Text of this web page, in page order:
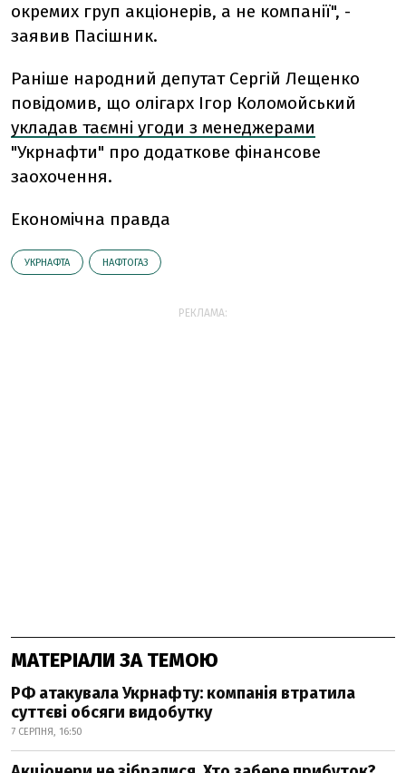
окремих груп акціонерів, а не компанії", -
заявив Пасішник.
Раніше народний депутат Сергій Лещенко
повідомив, що олігарх Ігор Коломойський
укладав таємні угоди з менеджерами
"Укрнафти" про додаткове фінансове
заохочення.
Економічна правда
УКРНАФТА НАФТОГАЗ
РЕКЛАМА:
МАТЕРІАЛИ ЗА ТЕМОЮ
РФ атакувала Укрнафту: компанія втратила
суттєві обсяги видобутку
7 СЕРПНЯ, 16:50